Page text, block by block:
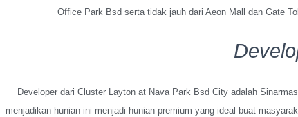
Office Park Bsd serta tidak jauh dari Aeon Mall dan Gate
Developer dari Cluster Layton at Nava Park Bsd City adalah
menjadikan hunian ini menjadi hunian premium yang ideal buat